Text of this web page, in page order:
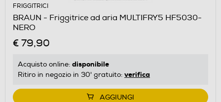
FRIGGITRICI
BRAUN - Friggitrice ad aria MULTIFRY5 HF5030-
NERO
€ 79,90
Acquisto online: disponibile
Ritiro in negozio in 30' gratuito: verifica
AGGIUNGI